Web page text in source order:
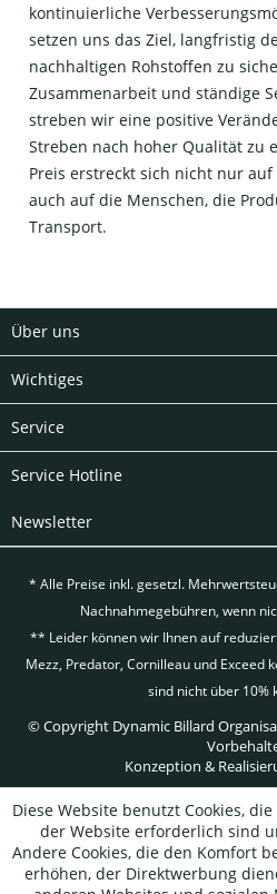
kontinuierliche
setzen uns das Ziel, langfristig
nachhaltigen Rohstoffen zu
Zusammenarbeit und ständige
streben wir eine positive
Streben nach hoher Qualität zu
Preis erstreckt sich nicht nur
auch auf die Menschen, die
Transport.
Über uns
Wichtiges
Service
Service Hotline
Newsletter
* Alle Preise inkl. gesetzl.
Nachnahmegebühren, wenn
** Leider können wir Ihnen auf
Mezz, Predator, Cornilleau und Exceed
sind nicht über 10%
© Copyright Dynamic Billard
Konzeption &
Diese Website benutzt Cookies,
der Website erforderlich sind
Andere Cookies, die den Komfort
erhöhen, der Direktwerbung